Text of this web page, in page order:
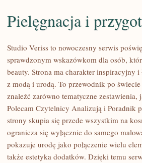
PIELĘGNACJA
PRZYGOTOWANIE
SKÓRY
Pielęgnacja i
Studio Veriss to nowoczesny serwis
sprawdzonym wskazówkom dla osób,
beauty. Strona ma charakter inspiracyjny
z modą i urodą. To przewodnik po
znaleźć zarówno tematyczne
Polecam Czytelnicy Analizują i Poradnik
strony skupia się przede wszystkim na
ogranicza się wyłącznie do samego
pokazuje urodę jako połączenie wielu
także estetyka dodatków. Dzięki temu